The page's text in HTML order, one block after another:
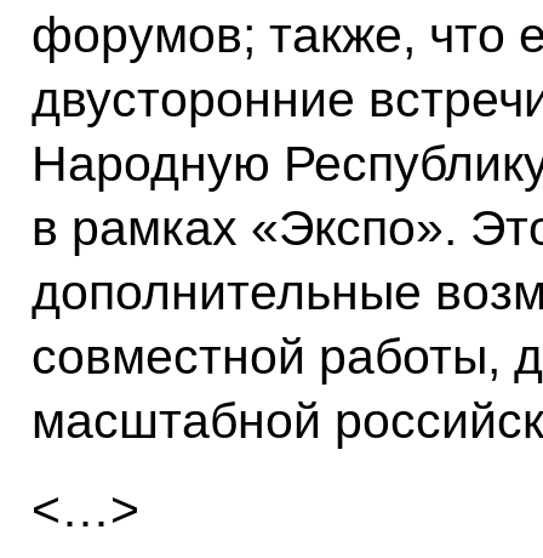
форумов; также, что
двусторонние
Народную
в рамках «Экспо».
дополнительные
совместной работы,
масштабной
<…>